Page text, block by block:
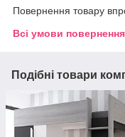
Повернення товару
Всі умови повернення
Подібні товари